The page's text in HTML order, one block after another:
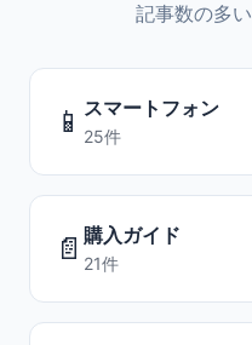
記事数の多
📱 スマートフォン
25件
📄 購入ガイド
21件